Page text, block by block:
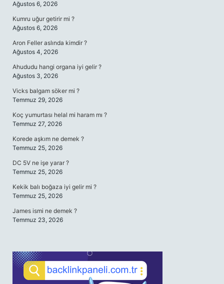
Ağustos 6, 2026
Kumru uğur getirir mi ?
Ağustos 6, 2026
Aron Feller aslında kimdir ?
Ağustos 4, 2026
Ahududu hangi organa iyi gelir ?
Ağustos 3, 2026
Vicks balgam söker mi ?
Temmuz 29, 2026
Koç yumurtası helal mi haram mı ?
Temmuz 27, 2026
Korede aşkım ne demek ?
Temmuz 25, 2026
DC 5V ne işe yarar ?
Temmuz 25, 2026
Kekik balı boğaza iyi gelir mi ?
Temmuz 25, 2026
James ismi ne demek ?
Temmuz 23, 2026